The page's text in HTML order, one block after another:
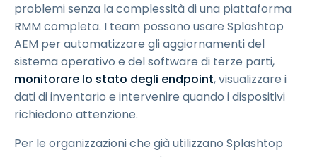
problemi senza la complessità di una piattaforma
RMM completa. I team possono usare Splashtop
AEM per automatizzare gli aggiornamenti del
sistema operativo e del software di terze parti,
monitorare lo stato degli endpoint, visualizzare i
dati di inventario e intervenire quando i dispositivi
richiedono attenzione.
Per le organizzazioni che già utilizzano Splashtop